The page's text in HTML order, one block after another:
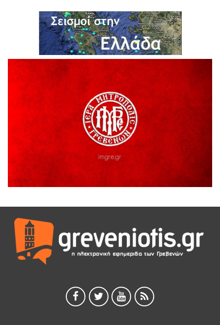
Τα δρομολόγια των Κινητών Αστυνομικών Μονάδων (από
10-08-2026 έως 16-08-2026
7 Αυγούστου 2026
Δωρεά ειδών ιματισμού από τον Σύλλογο Αλληλεγγύης και
Εθελοντισμού Γρεβενών «Ελπίδα», στο Γραφείο
Αντιμετώπισης Ενδοοικογενειακής Βίας του Αστυνομικού
Τμήματος Γρεβενών
Αυτό το καλοκαίρι, ο θρυλικός Αρσέν Λουπέν γυρίζει την
Ελλάδα με μια θεατρική παράσταση για όλη την
οικογένεια, όπου το τέλος το αποφασίζεις εσύ!
“ΠΟΛΙΤΙΣΤΙΚΟ ΚΑΛΟΚΑΙΡΙ 2026”: Η MARSEAUX LIVE στα
Γρεβενά.
6 Αυγούστου 2026
Υπογραφή Μνημονίου Συνεργασίας του Πανεπιστημίου
6 Αυγούστου 2026
Σε απόγνωση λόγω αδέσποτων
6 Αυγούστου 2026
ΔΙΑΚΟΠΗ ΗΛΕΚΤΡΙΚΟΥ ΡΕΥΜΑΤΟΣ
6 Αυγούστου 2026